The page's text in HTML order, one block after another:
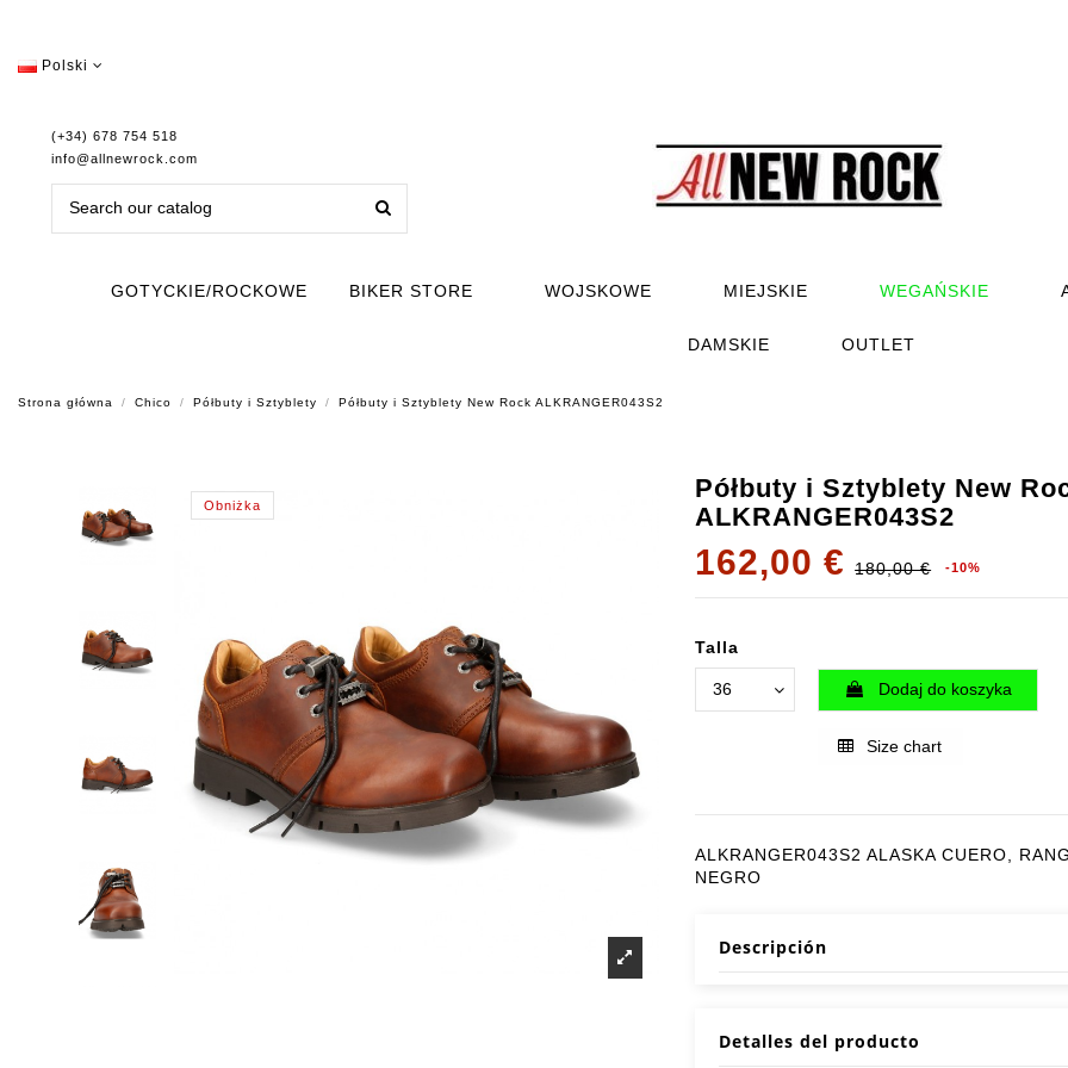
Polski
(+34) 678 754 518
info@allnewrock.com
GOTYCKIE/ROCKOWE BIKER STORE WOJSKOWE MIEJSKIE WEGAŃSKIE
DAMSKIE OUTLET
Strona główna Chico Półbuty i Sztyblety Półbuty i Sztyblety New Rock ALKRANGER043S2
Obniżka
Półbuty i Sztyblety New
ALKRANGER043S2
162,00 € 180,00 € -10%
Talla
Dodaj do koszyka
Size chart
ALKRANGER043S2 ALASKA CUERO,
NEGRO
Descripción
Detalles del producto